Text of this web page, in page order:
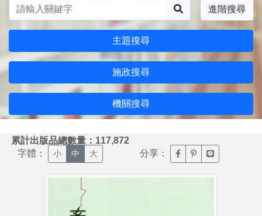
進階搜尋
主題搜尋
施政搜尋
機關搜尋
累計出版品總數量：117,872
字體： 小 中 大 分享： 臉書分享(另開新視窗)
噗浪分享(另開新
Line分享(另